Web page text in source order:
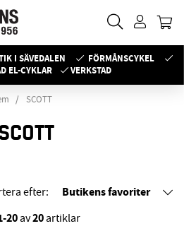
I SÄVEDALEN
FÖRMÅNSCYKEL
EL-CYKLAR
VERKSTAD
SCOTT
efter: Butikens favoriter
20av20artiklar